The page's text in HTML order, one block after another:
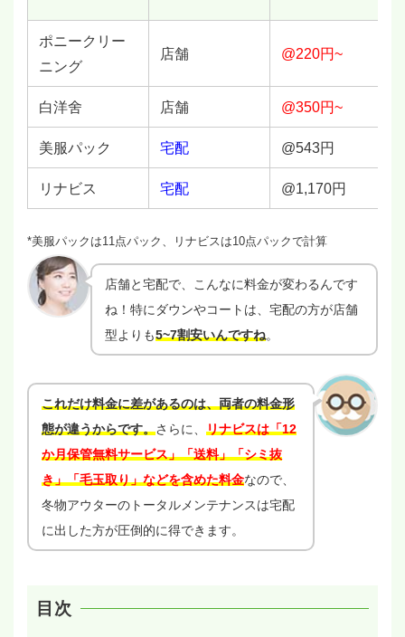
ポニークリー
ニング
店舗 @220円~
白洋舍 店舗 @350円~
美服パック 宅配 @543円
リナビス 宅配 @1,170円
*美服パックは11点パック、リナビスは10点パックで計算
店舗と宅配で、こんなに料金が変わるんです
ね！特にダウンやコートは、宅配の方が店舗
型よりも5~7割安いんですね。
これだけ料金に差があるのは、両者の料金形
態が違うからです。
さらに、
リナビスは「12
か月保管無料サービス」「送料」「シミ抜
き」「毛玉取り」などを含めた料金なので、
冬物アウターのトータルメンテナンスは宅配
に出した方が圧倒的に得できます。
目次